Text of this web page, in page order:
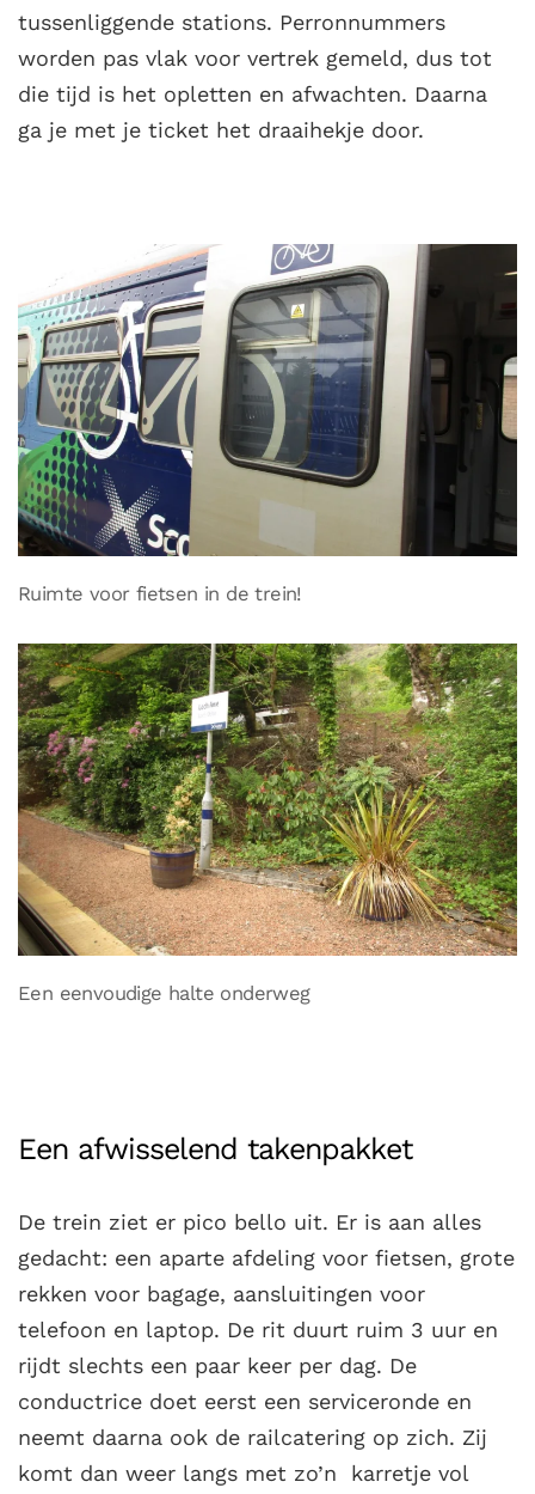
tussenliggende stations. Perronnummers
worden pas vlak voor vertrek gemeld, dus tot
die tijd is het opletten en afwachten. Daarna
ga je met je ticket het draaihekje door.
Ruimte voor fietsen in de trein!
Een eenvoudige halte onderweg
Een afwisselend takenpakket
De trein ziet er pico bello uit. Er is aan alles
gedacht: een aparte afdeling voor fietsen, grote
rekken voor bagage, aansluitingen voor
telefoon en laptop. De rit duurt ruim 3 uur en
rijdt slechts een paar keer per dag. De
conductrice doet eerst een serviceronde en
neemt daarna ook de railcatering op zich. Zij
komt dan weer langs met zo’n karretje vol